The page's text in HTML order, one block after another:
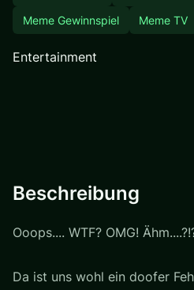
Meme Gewinnspiel Meme TV
Entertainment
Beschreibung
Ooops.... WTF? OMG!
Da ist uns wohl ein doofer